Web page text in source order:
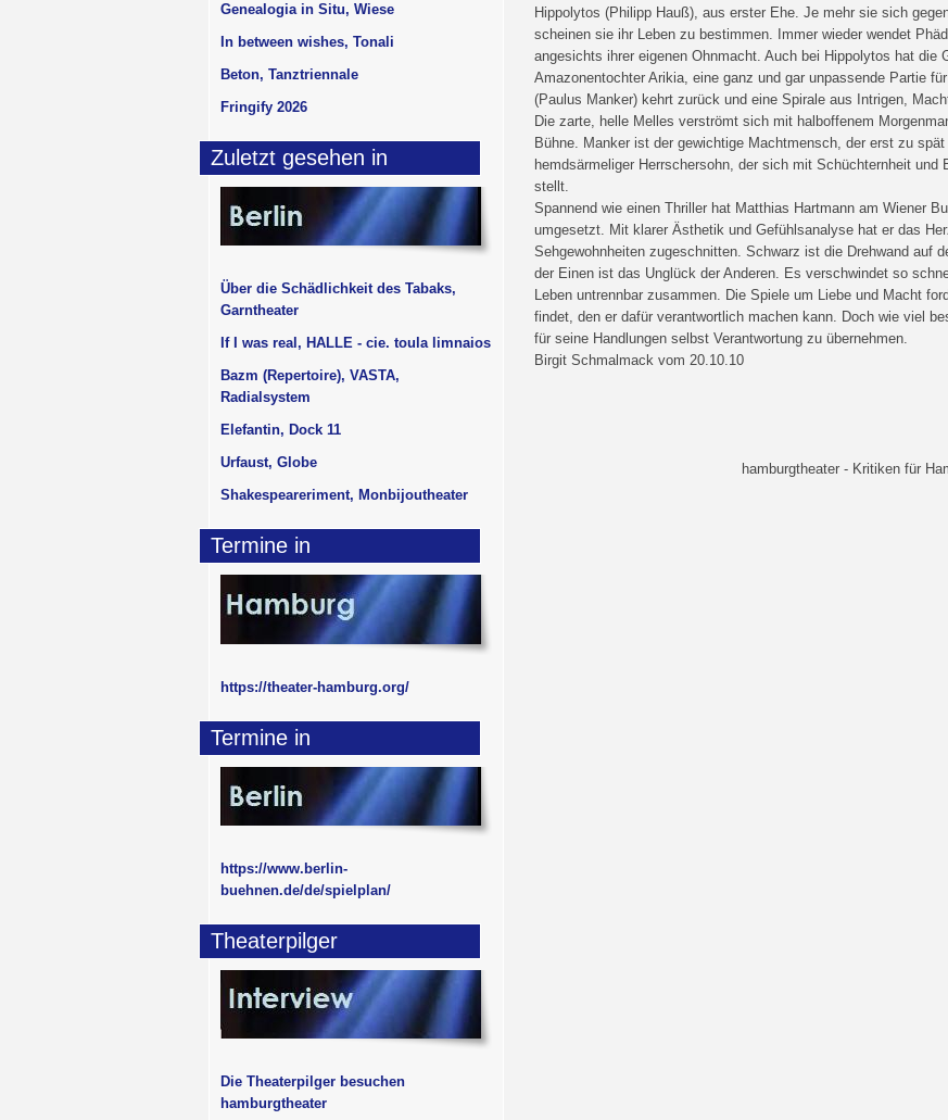
Hippolytos (Philipp Hauß), aus erster Ehe. Je mehr sie sich
scheinen sie ihr Leben zu bestimmen. Immer wieder wendet
angesichts ihrer eigenen Ohnmacht. Auch bei Hippolytos hat
Amazonentochter Arikia, eine ganz und gar unpassende Partie
(Paulus Manker) kehrt zurück und eine Spirale aus Intrigen,
Die zarte, helle Melles verströmt sich mit halboffenem
Bühne. Manker ist der gewichtige Machtmensch, der erst zu
hemdsärmeliger Herrschersohn, der sich mit Schüchternheit und
stellt.
Spannend wie einen Thriller hat Matthias Hartmann am Wiener
umgesetzt. Mit klarer Ästhetik und Gefühlsanalyse hat er das
Sehgewohnheiten zugeschnitten. Schwarz ist die Drehwand auf
der Einen ist das Unglück der Anderen. Es verschwindet so
Leben untrennbar zusammen. Die Spiele um Liebe und Macht
findet, den er dafür verantwortlich machen kann. Doch wie viel
für seine Handlungen selbst Verantwortung zu übernehmen.
Birgit Schmalmack vom 20.10.10
hamburgtheater - Kritiken für
Genealogia in Situ, Wiese
In between wishes, Tonali
Beton, Tanztriennale
Fringify 2026
Zuletzt gesehen in
Über die Schädlichkeit des Tabaks,
Garntheater
If I was real, HALLE - cie. toula limnaios
Bazm (Repertoire), VASTA,
Radialsystem
Elefantin, Dock 11
Urfaust, Globe
Shakespeareriment, Monbijoutheater
Termine in
https://theater-hamburg.org/
Termine in
https://www.berlin-
buehnen.de/de/spielplan/
Theaterpilger
Die Theaterpilger besuchen
hamburgtheater